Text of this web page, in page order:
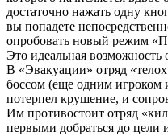
достаточно нажать одну
вы попадете
опробовать новый режим
Это идеальная
В «Эвакуации» отряд
боссом (еще одним игроком
потерпел крушение, и
Им противостоит отряд
первыми добраться до цели